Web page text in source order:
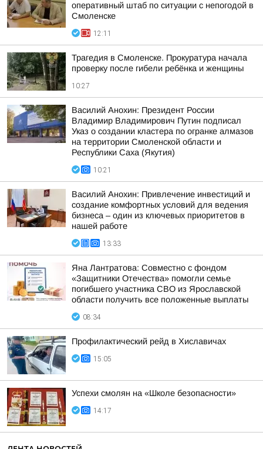
оперативный штаб по ситуации с непогодой в
Смоленске
12:11
Трагедия в Смоленске. Прокуратура начала
проверку после гибели ребёнка и женщины
10:27
Василий Анохин: Президент России
Владимир Владимирович Путин подписал
Указ о создании кластера по огранке алмазов
на территории Смоленской области и
Республики Саха (Якутия)
10:21
Василий Анохин: Привлечение инвестиций и
создание комфортных условий для ведения
бизнеса – один из ключевых приоритетов в
нашей работе
13:33
Яна Лантратова: Совместно с фондом
«Защитники Отечества» помогли семье
погибшего участника СВО из Ярославской
области получить все положенные выплаты
08:34
Профилактический рейд в Хиславичах
15:05
Успехи смолян на «Школе безопасности»
14:17